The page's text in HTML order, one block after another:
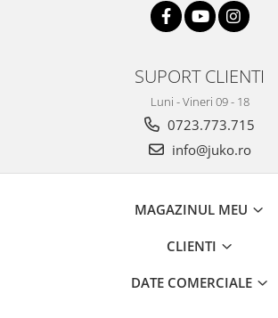
SUPORT CLIENTI
Luni - Vineri 09 - 18
0723.773.715
info@juko.ro
MAGAZINUL MEU
CLIENTI
DATE COMERCIALE